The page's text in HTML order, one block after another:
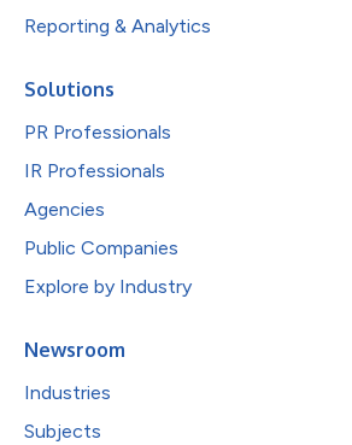
Reporting & Analytics
Solutions
PR Professionals
IR Professionals
Agencies
Public Companies
Explore by Industry
Newsroom
Industries
Subjects